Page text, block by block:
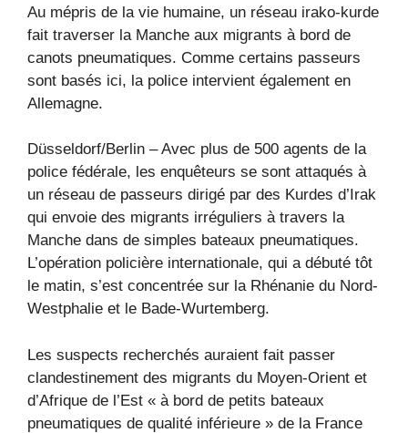
Au mépris de la vie humaine, un réseau irako-kurde
fait traverser la Manche aux migrants à bord de
canots pneumatiques. Comme certains passeurs
sont basés ici, la police intervient également en
Allemagne.
Düsseldorf/Berlin – Avec plus de 500 agents de la
police fédérale, les enquêteurs se sont attaqués à
un réseau de passeurs dirigé par des Kurdes d’Irak
qui envoie des migrants irréguliers à travers la
Manche dans de simples bateaux pneumatiques.
L’opération policière internationale, qui a débuté tôt
le matin, s’est concentrée sur la Rhénanie du Nord-
Westphalie et le Bade-Wurtemberg.
Les suspects recherchés auraient fait passer
clandestinement des migrants du Moyen-Orient et
d’Afrique de l’Est « à bord de petits bateaux
pneumatiques de qualité inférieure » de la France